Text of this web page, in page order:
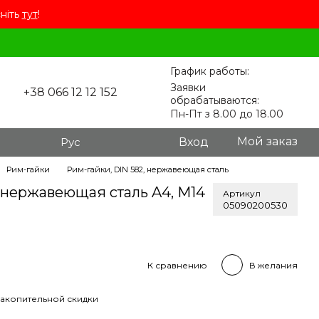
тут!
+38 066 12 12 152
График работы:
Заявки
обрабатываются:
Пн-Пт з 8.00 до 18.00
Рус Вход Мой заказ
Рим-гайки Рим-гайки, DIN 582, нержавеющая сталь
сталь A4, M14
Артикул
05090200530
К сравнению В желания
скидки